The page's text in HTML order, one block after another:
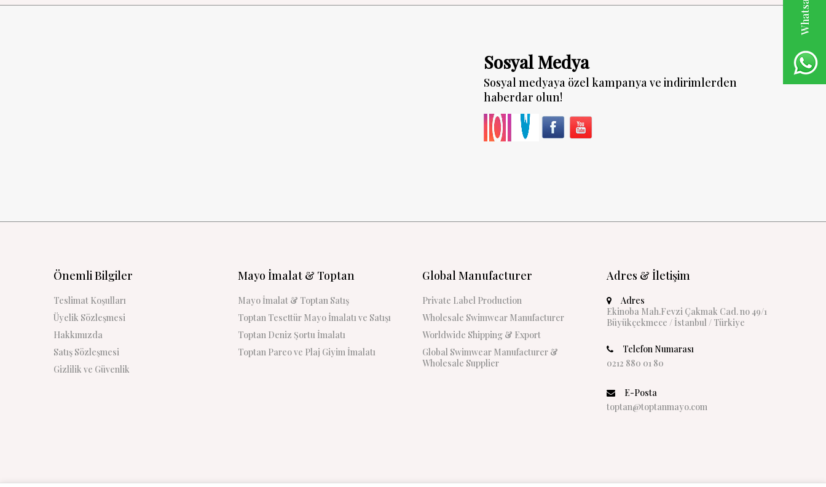
Sosyal Medya
Sosyal medyaya özel kampanya ve indirimlerden
haberdar olun!
Önemli Bilgiler
Teslimat Koşulları
Üyelik Sözleşmesi
Hakkımızda
Satış Sözleşmesi
Gizlilik ve Güvenlik
Mayo İmalat & Toptan
Mayo İmalat & Toptan Satış
Toptan Tesettür Mayo İmalatı ve Satışı
Toptan Deniz Şortu İmalatı
Toptan Pareo ve Plaj Giyim İmalatı
Global Manufacturer
Private Label Production
Wholesale Swimwear Manufacturer
Worldwide Shipping & Export
Global Swimwear Manufacturer &
Wholesale Supplier
Adres & İletişim
Adres
Ekinoba Mah.Fevzi Çakmak Cad. no 49/1
Büyükçekmece / İstanbul / Türkiye
Telefon Numarası
0212 880 01 80
E-Posta
toptan@toptanmayo.com